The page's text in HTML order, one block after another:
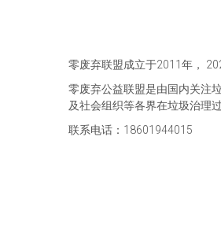
零废弃联盟成立于2011年，
零废弃公益联盟是由国内关注
及社会组织等各界在垃圾治理
联系电话：18601944015